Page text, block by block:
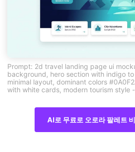
Prompt: 2d travel landing page ui
background, hero section with indigo
minimal layout, dominant colors
with white cards, modern tourism style
AI로 무료로 오로라 팔레트